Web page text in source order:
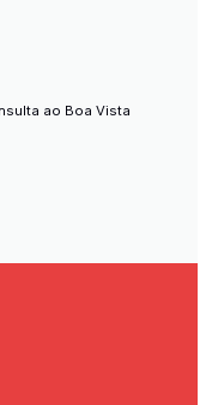
ao Boa Vista